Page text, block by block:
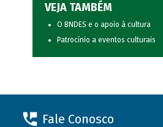
VEJA TAMBÉM
O BNDES e o apoio à cultura
Patrocínio a eventos culturais
Fale Conosco